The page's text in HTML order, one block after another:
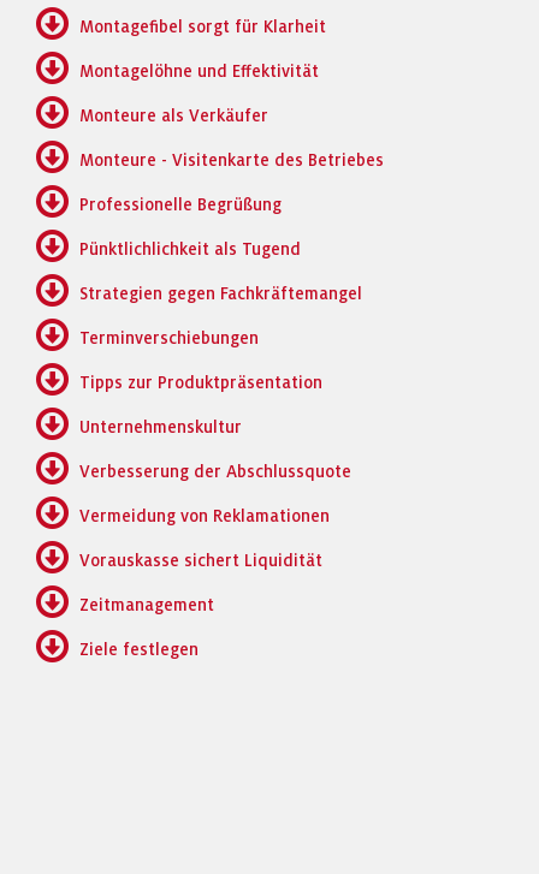
Montagefibel sorgt für Klarheit
Montagelöhne und Effektivität
Monteure als Verkäufer
Monteure - Visitenkarte des Betriebes
Professionelle Begrüßung
Pünktlichlichkeit als Tugend
Strategien gegen Fachkräftemangel
Terminverschiebungen
Tipps zur Produktpräsentation
Unternehmenskultur
Verbesserung der Abschlussquote
Vermeidung von Reklamationen
Vorauskasse sichert Liquidität
Zeitmanagement
Ziele festlegen